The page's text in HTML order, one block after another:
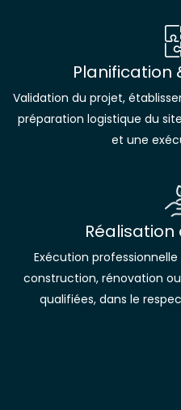
Planification
Validation du projet,
préparation logistique du
et une
Réalisation
Exécution
construction, rénovation
qualifiées, dans le